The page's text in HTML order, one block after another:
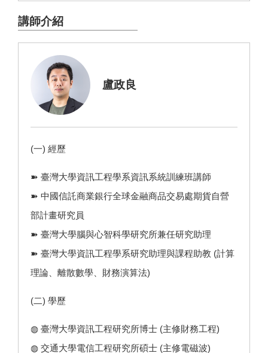
講師介紹
盧政良
(一) 經歷
➽ 臺灣大學資訊工程學系資訊系統訓練班講師
➽ 中國信託商業銀行全球金融商品交易處期貨自營
部計畫研究員
➽ 臺灣大學腦與心智科學研究所兼任研究助理
➽ 臺灣大學資訊工程學系研究助理與課程助教 (計算
理論、離散數學、財務演算法)
(二) 學歷
◍ 臺灣大學資訊工程研究所博士 (主修財務工程)
◍ 交通大學電信工程研究所碩士 (主修電磁波)